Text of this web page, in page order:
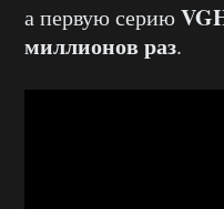
а первую серию
миллионов раз.